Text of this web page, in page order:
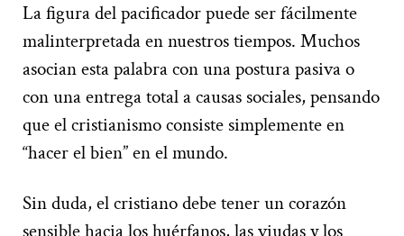
La figura del pacificador puede ser fácilmente
malinterpretada en nuestros tiempos. Muchos
asocian esta palabra con una postura pasiva o
con una entrega total a causas sociales, pensando
que el cristianismo consiste simplemente en
“hacer el bien” en el mundo.
Sin duda, el cristiano debe tener un corazón